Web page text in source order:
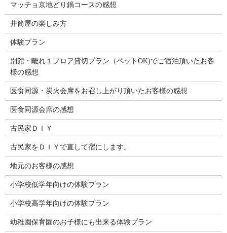
マッチョ京地どり鍋コースの感想
井筒屋の楽しみ方
体験プラン
別館・離れ１フロア貸切プラン（ペットOK)でご宿泊頂いたお客
様の感想
医食同源・炭火会席をお召し上がり頂いたお客様の感想
医食同源会席の感想
古民家ＤＩＹ
古民家をＤＩＹで直して宿にします。
地元のお客様の感想
小学校低学年向けの体験プラン
小学校高学年向けの体験プラン
幼稚園保育園のお子様にも出来る体験プラン